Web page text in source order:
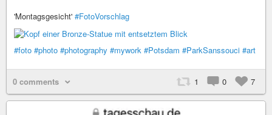
'Montagsgesicht' #FotoVorschlag
#foto #photo #photography #mywork #Potsdam #ParkSanssouci #art
0 comments 1 0 7